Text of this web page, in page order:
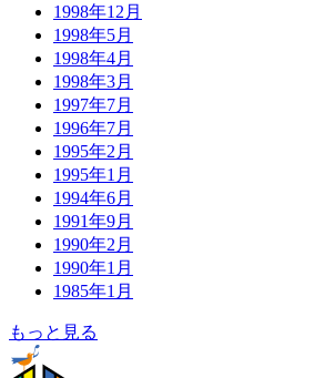
1998年12月
1998年5月
1998年4月
1998年3月
1997年7月
1996年7月
1995年2月
1995年1月
1994年6月
1991年9月
1990年2月
1990年1月
1985年1月
もっと見る